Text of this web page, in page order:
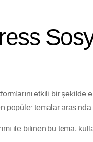
etkili bir şekilde
popüler temalar arasında
ile bilinen bu tema,